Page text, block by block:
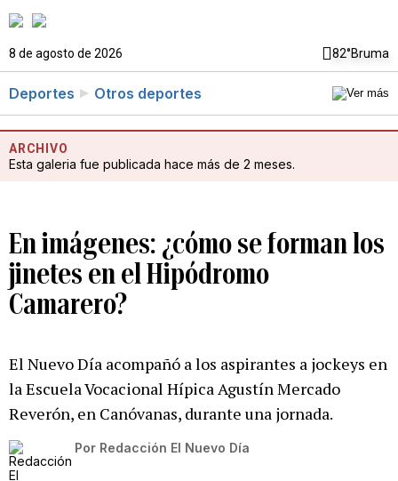
8 de agosto de 2026 82°Bruma
Deportes Otros deportes
ARCHIVO
Esta galeria fue publicada hace más de 2 meses.
En imágenes: ¿cómo se forman los
jinetes en el Hipódromo
Camarero?
El Nuevo Día acompañó a los aspirantes a jockeys en
la Escuela Vocacional Hípica Agustín Mercado
Reverón, en Canóvanas, durante una jornada.
Por Redacción El Nuevo Día